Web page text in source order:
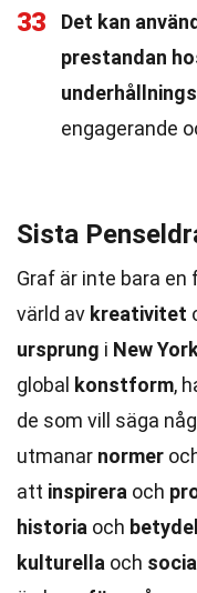
33
Det kan
prestandan
engagerande
Sista
Graf är inte bara en
värld av kreativitet
ursprung i New
global konstform,
de som vill säga
utmanar normer
att inspirera och
historia och
kulturella och